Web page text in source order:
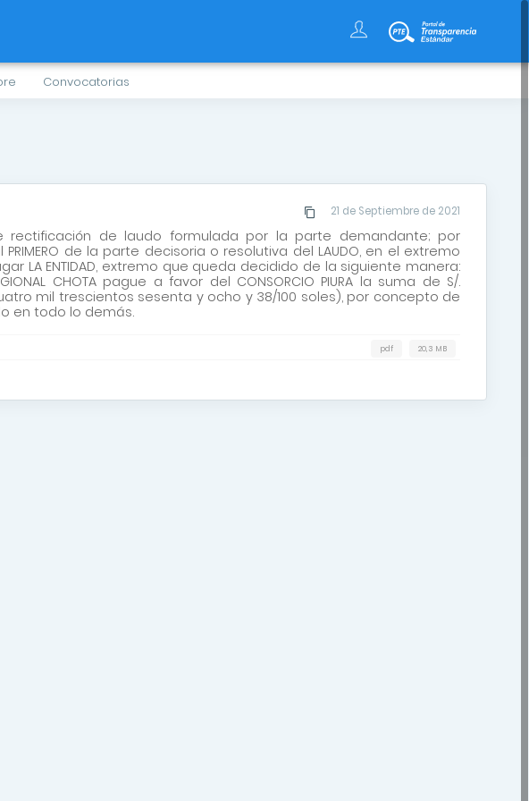
Convocatorias
21 de Septiembre de 2021
de rectificación de laudo formulada por la parte demandante; por
PRIMERO de la parte decisoria o resolutiva del LAUDO, en el extremo
LA ENTIDAD, extremo que queda decidido de la siguiente manera:
CHOTA pague a favor del CONSORCIO PIURA la suma de S/.
mil trescientos sesenta y ocho y 38/100 soles), por concepto de
en todo lo demás.
20,3 MB
pdf